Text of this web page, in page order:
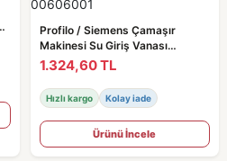
Profilo / Siemens Çamaşır
Makinesi Su Giriş Vanası
Okuyucu Sensörlü / Ventili -
00606001
1.324,60 TL
Hızlı kargo Kolay iade
Ürünü İncele